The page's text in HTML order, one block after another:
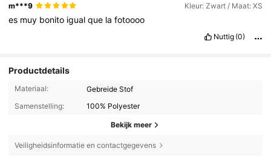
m***9 Kleur: Zwart / Maat: XS
es muy bonito igualque lafotoooo
Nuttig (0)
Productdetails
Materiaal:
Gebreide Stof
Samenstelling:
100% Polyester
Bekijk meer
Veiligheidsinformatie en contactgegevens